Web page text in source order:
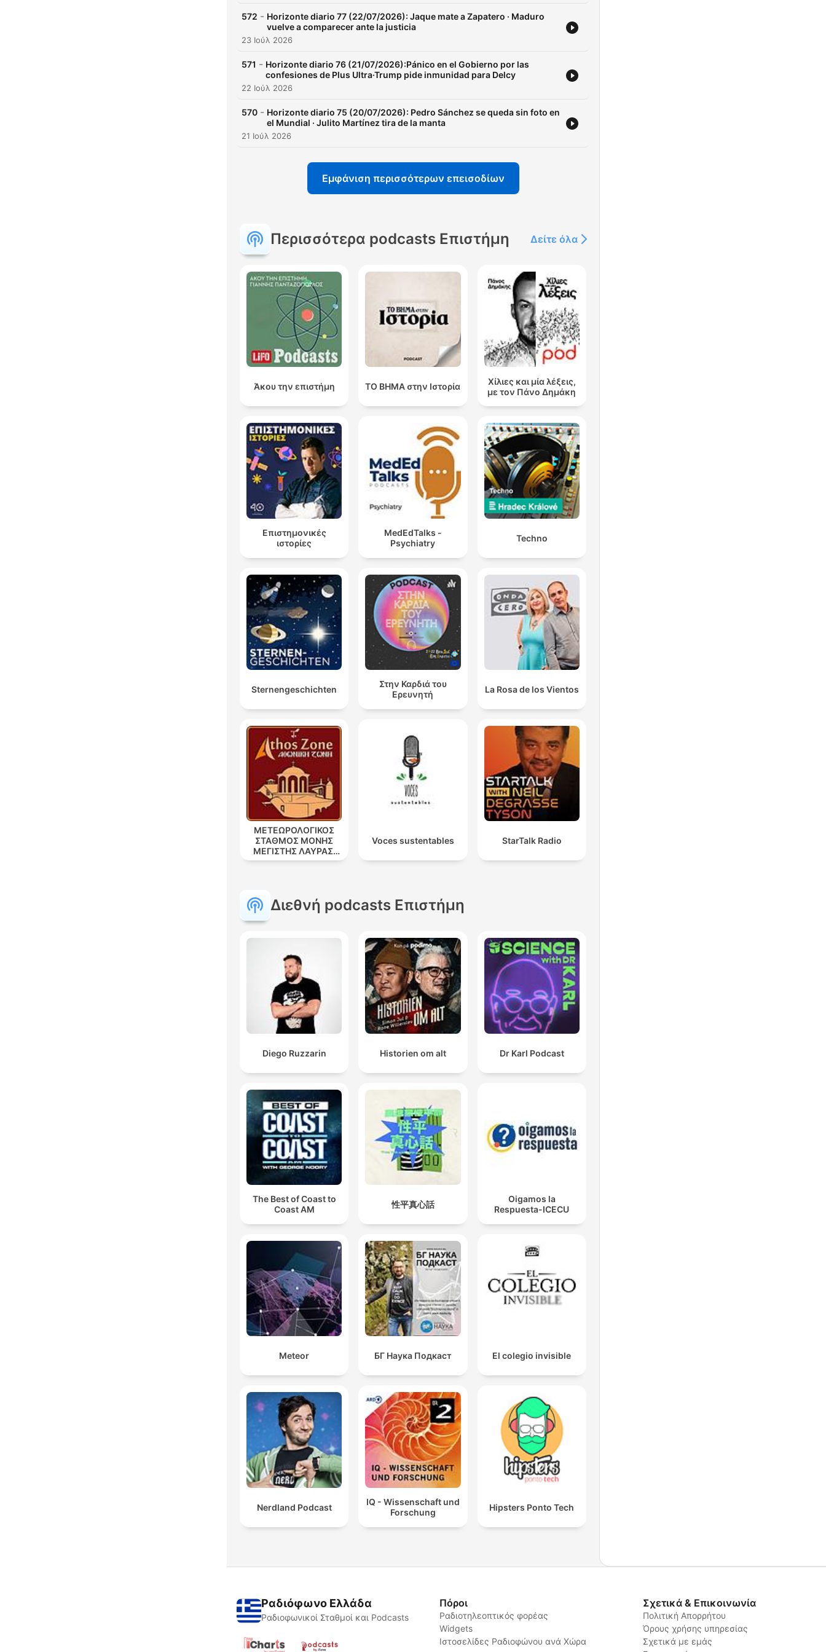
572 - Horizonte diario 77 (22/07/2026): Jaque mate a Zapatero · Maduro
vuelve a comparecer ante la justicia
23 Ιούλ 2026
571 - Horizonte diario 76 (21/07/2026):Pánico en el Gobierno por las
confesiones de Plus Ultra·Trump pide inmunidad para Delcy
22 Ιούλ 2026
570 - Horizonte diario 75 (20/07/2026): Pedro Sánchez se queda sin foto en
el Mundial · Julito Martínez tira de la manta
21 Ιούλ 2026
Εμφάνιση περισσότερων επεισοδίων
Περισσότερα podcasts Επιστήμη Δείτε όλα
Άκου την επιστήμη ΤΟ ΒΗΜΑ στην Ιστορία
Χίλιες και μία λέξεις,
με τον Πάνο Δημάκη
Επιστημονικές
ιστορίες
MedEdTalks -
Psychiatry
Techno
Sternengeschichten
Στην Καρδιά του
Ερευνητή
La Rosa de los Vientos
ΜΕΤΕΩΡΟΛΟΓΙΚΟΣ
ΣΤΑΘΜΟΣ ΜΟΝΗΣ
ΜΕΓΙΣΤΗΣ ΛΑΥΡΑΣ.
''ΑΘΩΣ''
Voces sustentables StarTalk Radio
Διεθνή podcasts Επιστήμη
Diego Ruzzarin Historien om alt Dr Karl Podcast
The Best of Coast to
Coast AM
性平真心話
Oigamos la
Respuesta-ICECU
Meteor БГ Наука Подкаст El colegio invisible
Nerdland Podcast
IQ - Wissenschaft und
Forschung
Hipsters Ponto Tech
Ραδιόφωνο Ελλάδα
Ραδιοφωνικοί Σταθμοί και Podcasts
Πόροι
Ραδιοτηλεοπτικός φορέας
Widgets
Ιστοσελίδες Ραδιοφώνου ανά Χώρα
Σχετικά & Επικοινωνία
Πολιτική Απορρήτου
Όρους χρήσης υπηρεσίας
Σχετικά με εμάς